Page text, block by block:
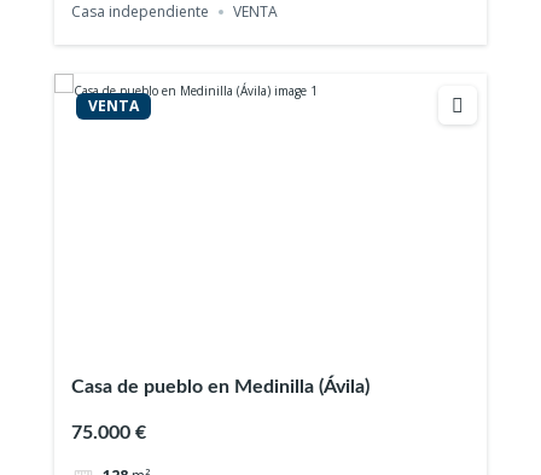
Casa independiente
VENTA
VENTA
Casa de pueblo en Medinilla (Ávila)
75.000 €